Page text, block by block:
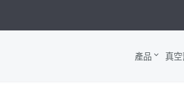
產品 真